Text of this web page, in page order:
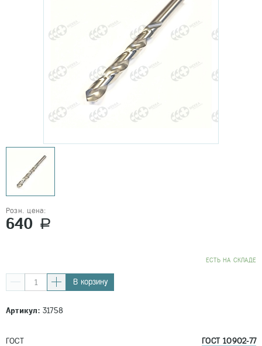
Розн. цена:
640 a
EСТЬ НА СКЛАДЕ
В корзину
Артикул:31758
ГОСТ ГОСТ 10902-77